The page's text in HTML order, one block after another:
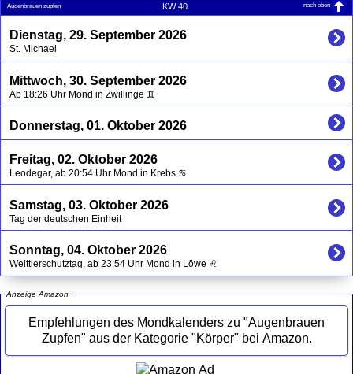
Augenbrauen zupfen KW 40 nach oben
Dienstag, 29. September 2026
St. Michael
Mittwoch, 30. September 2026
Ab 18:26 Uhr Mond in Zwillinge ♊
Donnerstag, 01. Oktober 2026
Freitag, 02. Oktober 2026
Leodegar, ab 20:54 Uhr Mond in Krebs ♋
Samstag, 03. Oktober 2026
Tag der deutschen Einheit
Sonntag, 04. Oktober 2026
Welttierschutztag, ab 23:54 Uhr Mond in Löwe ♌
Anzeige Amazon
Empfehlungen des Mondkalenders zu "Augenbrauen
Zupfen" aus der Kategorie "Körper" bei Amazon.